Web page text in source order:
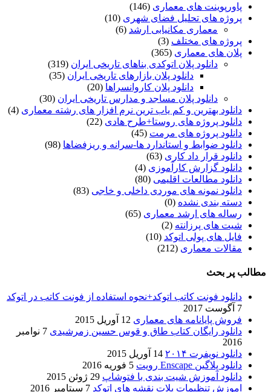
پاورپوینت های معماری (146)
پروژه های تحلیل فضای شهری (10)
معماری مکانیابی ارشد (6)
پروژه های مختلف (3)
پلان های معماری (365)
دانلود پلان اتوکدی بناهای تاریخی ایران (319)
دانلود پلان بازارهای تاریخی ایران (35)
دانلود پلان کاروانسراها (20)
دانلود پلان مساجد و مدارس تاریخی ایران (30)
دانلود بهترین و کم یاب ترین نرم افزار های رشته معماری (4)
دانلود پروژه های روستا+طرح هادی (22)
دانلود پروژه های مرمت (45)
دانلود ضوابط و استاندارد ها-سرانه و ریزفضاها (98)
دانلود قرار داد کاری (63)
دانلود گزارش کارآموزی (4)
دانلود مطالعات اقلیمی (80)
دانلود نمونه های موردی داخلی و خاجی (83)
دسته بندی نشده (0)
رساله های ارشد معماری (65)
شیت های پرزانته (2)
فایل های پولی اتوکد (10)
مقالات معماری (212)
مطالب پر بحث
دانلود فونت کاتب اتوکد+نحوه استفاده از فونت کاتب در اتوکد
7 آگوست 2017
فروش پایانامه های معماری 12 آوریل 2015
دانلود رایگان کتاب طاق و قوس حسین زمرشیدی
7 نوامبر
2016
دانلود نویفرت ۲۰۱۴
14 آوریل 2015
دانلود پلاگین Enscape رویت
5 فوریه 2016
دانلود آموزش شیت بندی با فتوشاپ 29 ژوئن 2015
اموزش تنظیمات پلات نقشه های اتوکد 7 سپتامبر 2016